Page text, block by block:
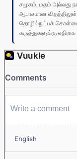
சமூகம், மதம் அல்லது
ஆபாசமான
தொழில்நுட்பக்
கருத்துகளுக்கு